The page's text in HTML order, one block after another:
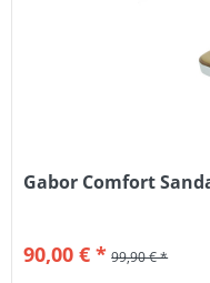
Gabor Comfort
90,00 € * 99,90 € *